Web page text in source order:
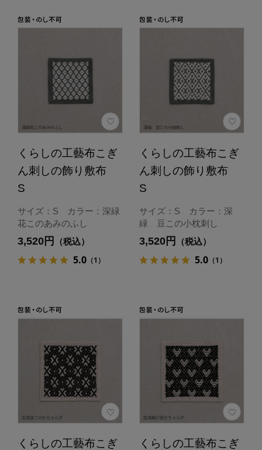
くらしの工藝布こぎ
ん刺しの飾り敷布
S
サイズ：S カラー：深緑
花このあみのふし
3,520円 （税込）
5.0（1）
くらしの工藝布こぎ
ん刺しの飾り敷布
S
サイズ：S カラー：深
緑 豆この小枕刺し
3,520円 （税込）
5.0（1）
くらしの工藝布こぎ
くらしの工藝布こぎ